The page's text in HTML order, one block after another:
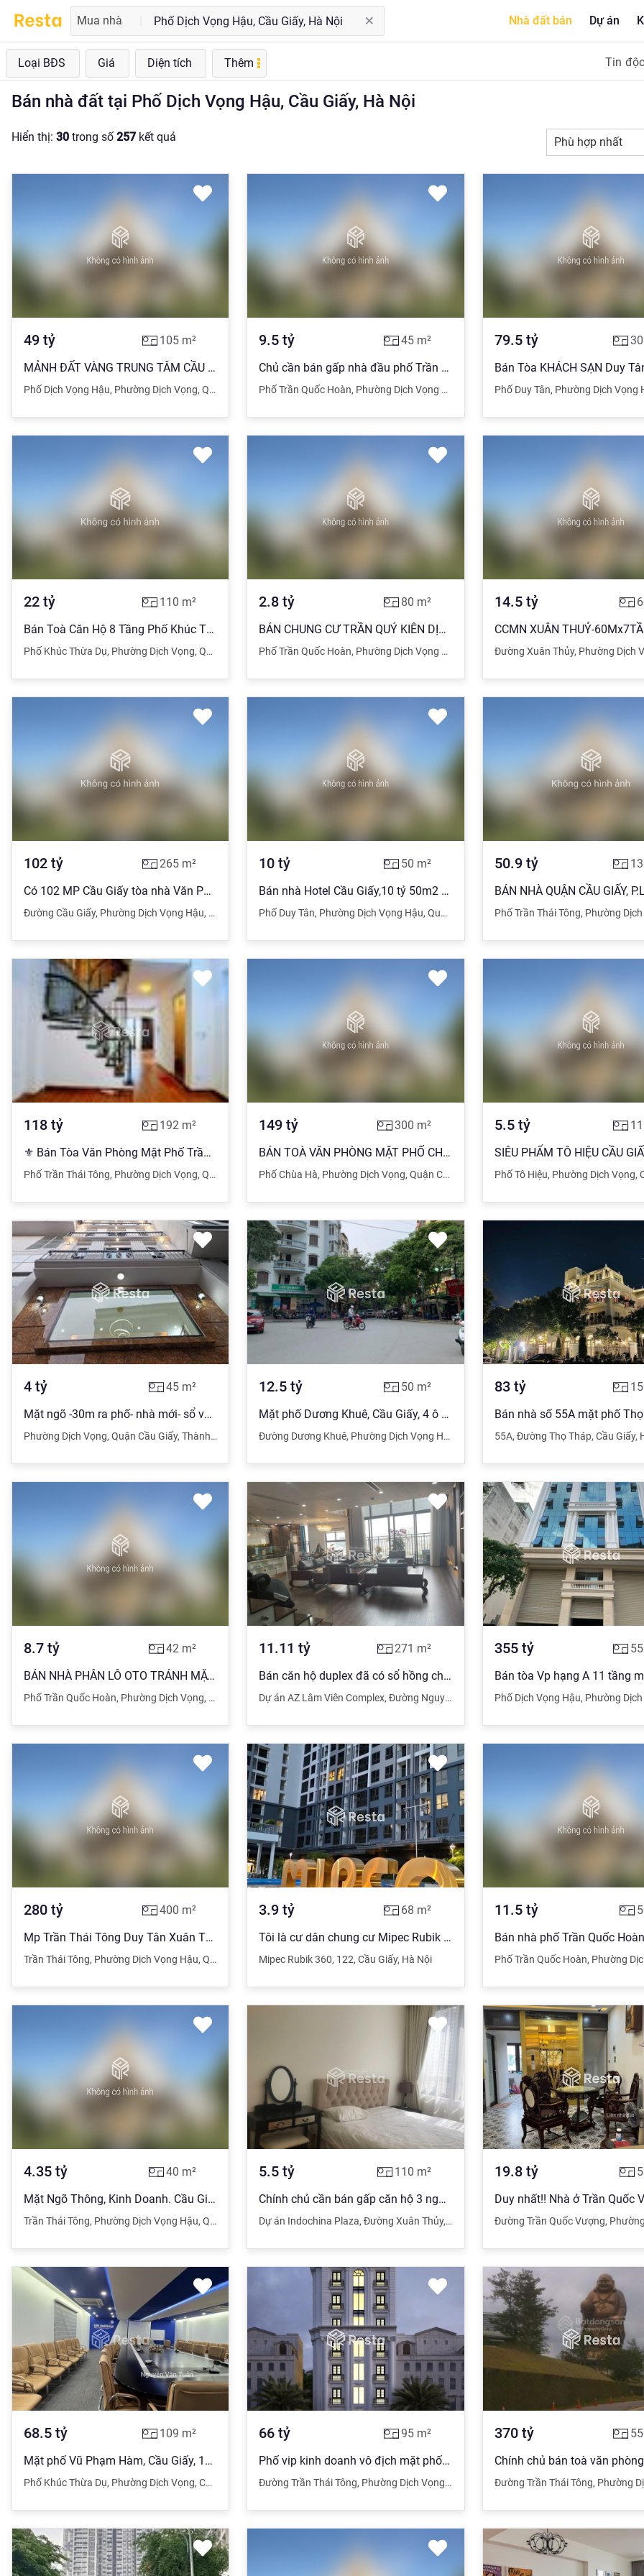
Mua nhà Nhà đất bán Dự án
Loại BĐS Giá Diện tích Thêm Tin
Bán nhà đất tại Phố Dịch Vọng Hậu, Cầu Giấy, Hà Nội
Hiển thị: 30 trong số257 kết quả Phù hợp nhất
49 tỷ 105 m²
MẢNH ĐẤT VÀNG TRUNG TÂM CẦU GIẤY - 105M2 - MT 5.5M - VỈA HÈ - Ô TÔ TRÁNH - KD NGÀY ĐÊM. 49
Phố Dịch Vọng Hậu, Phường Dịch Vọng, Quận Cầu Giấy ,Hà Nội
9.5 tỷ 45 m²
Chủ cần bán gấp nhà đầu phố Trần Quốc Hoàn 45m2 x 5 tầng x 5,5m mặt tiền = 9,5 tỷ.
Phố Trần Quốc Hoàn, Phường Dịch Vọng Hậu Quận Cầu Giấy,Hà Nội
79.5tỷ
Phố Duy Tân, Phường Dịch Vọng
22 tỷ 110 m²
Bán Toà Căn Hộ 8 Tầng Phố Khúc Thừa Dụ, Dt: 110m,13 Phòng Khép Kín, Giá 22 Tỷ. CẦU GIẤY.
Phố Khúc Thừa Dụ, Phường Dịch Vọng, Quận Cầu Giấy ,Hà Nội
2.8 tỷ 80 m²
BÁN CHUNG CƯ TRẦN QUÝ KIÊN DỊCH VỌNG CẦU GIẤY 2,8 TỶ 80m2 2 NGỦ 1WC.
Phố Trần Quốc Hoàn, Phường Dịch Vọng Hậu Quận Cầu Giấy,Hà Nội
14.5tỷ
Đường Xuân Thủy, Phường Dịch
102 tỷ 265 m²
Có 102 MP Cầu Giấy tòa nhà Văn Phòng 264m2 Kinh Doanh MT siêu rộng 100 Tỷ
Đường Cầu Giấy, Phường Dịch Vọng Hậu, , Hà Nội
10 tỷ 50 m²
Bán nhà Hotel Cầu Giấy,10 tỷ 50m2 9 tầng MT 5m, dòng tiền 1,5 tỷ/năm , ngõ ô tô tránh
Phố Duy Tân, Phường Dịch Vọng Hậu, Quận Cầu Giấy ,Hà Nội
50.9tỷ
Phố Trần Thái Tông, Phường Dịch
118 tỷ 192 m²
⚜️ Bán Tòa Văn Phòng Mặt Phố Trần Thái Tông, Cầu Giấy, 192m2 8T MT 8m, Chỉ 118 Tỷ ⚜️
Phố Trần Thái Tông, Phường Dịch Vọng, Quận Cầu Giấy ,Hà Nội
149 tỷ 300 m²
BÁN TOÀ VĂN PHÒNG MẶT PHỐ CHÙA HÀ! DT 300M2, 10 TẦNG, MT 12M, LÔ GÓC, GIÁ 149 TỶ
Phố Chùa Hà, Phường Dịch Vọng, Quận Cầu Giấy Hà Nội
5.5tỷ
Phố Tô Hiệu, Phường Dịch Vọng,
4 tỷ 45 m²
Mặt ngõ -30m ra phố- nhà mới- sổ vuông - Cầu Giấy 45mx5T chỉ 4 ty 0969040000
Phường Dịch Vọng, Quận Cầu Giấy, Thành phố Hà Nội
12.5 tỷ 50 m²
Mặt phố Dương Khuê, Cầu Giấy, 4 ô tô tránh, Vỉa hè rộng, 50m2 x 5 tầng, giá 12.5 tỷ
Đường Dương Khuê, Phường Dịch Vọng Hậu Cầu Giấy,Hà Nội
83tỷ
55A, Đường Thọ Tháp, Cầu Giấy,
8.7 tỷ 42 m²
BÁN NHÀ PHÂN LÔ OTO TRÁNH MẶT TIỀN 5M KD SẦM UẤT TRẦN QUỐC HOÀN CẦU GIẤY
Phố Trần Quốc Hoàn, Phường Dịch Vọng, ,Hà Nội
11.11 tỷ 271 m²
Bán căn hộ duplex đã có sổ hồng chung cư AZ Lâm Viên. Liên hệ: 0941 001 ***
Dự án AZ Lâm Viên Complex, Đường Nguyễn Phong Sắc ,Cầu Giấy,Hà Nội
355tỷ
Phố Dịch Vọng Hậu, Phường Dịch
280 tỷ 400 m²
Mp Trần Thái Tông Duy Tân Xuân Thủy 400m2 10 tầng mt 16m 279,9 tỷ
Trần Thái Tông, Phường Dịch Vọng Hậu, Quận Cầu Giấy ,Hà Nội
3.9 tỷ 68 m²
Tôi là cư dân chung cư Mipec Rubik 122 Xuân Thủy, cập nhật căn hộ chuyển nhượng giá tốt 0971 335 ***
Mipec Rubik 360, 122, Cầu Giấy, Hà Nội
11.5tỷ
Phố Trần Quốc Hoàn, Phường
4.35 tỷ 40 m²
Mặt Ngõ Thông, Kinh Doanh. Cầu Giấy: 40m2 x 3T. MT: 5.4m. Giá: 4.35 tỷ
Trần Thái Tông, Phường Dịch Vọng Hậu, Quận Cầu Giấy ,Hà Nội
5.5 tỷ 110 m²
Chính chủ cần bán gấp căn hộ 3 ngủ 2WC. 110m2. Tầng cao. View đẹp. LH: 0974 877 ***
Dự án Indochina Plaza, Đường Xuân Thủy,Cầu Giấy Hà Nội
19.8tỷ
Đường Trần Quốc Vượng, Phường
68.5 tỷ 109 m²
Mặt phố Vũ Phạm Hàm, Cầu Giấy, 109m2x7 tầng, 68.5 tỷ, vỉa hè, 3 thoáng, thang máy kinh doanh đỉnh
Phố Khúc Thừa Dụ, Phường Dịch Vọng, Cầu Giấy Hà Nội
66 tỷ 95 m²
Phố vip kinh doanh vô địch mặt phố Trần Thái Tông. 95m2 x9 tầng thang máy. Giá 66 tỷ
Đường Trần Thái Tông, Phường Dịch Vọng Hậu Cầu Giấy,Hà Nội.
370tỷ
Đường Trần Thái Tông, Phường